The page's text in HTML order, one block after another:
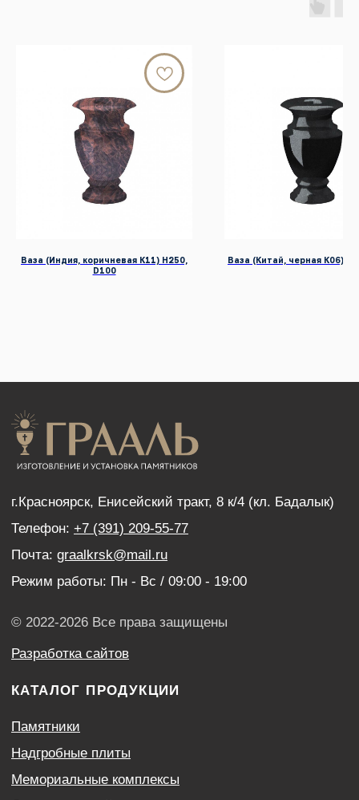
Ваза (Индия, коричневая К11) H250,
D100
Ваза (Китай, черная К06)
КАТАЛОГ ПРОДУКЦИИ
Венки
г.Красноярск, Енисейский тракт, 8 к/4 (кл. Бадалык)
+7 (391) 209-55-77
graalkrsk@mail.ru
Режим работы: Пн - Вс / 09:00 - 19:00
УСЛУГИ
Благоустройство могил
Дистанционный заказ памятника
© 2022-2026 Все права защищены
ИНФОРМАЦИЯ
Наши работы
Оптовым покупателям
Контакты
Согласие с условиями обработки персональных